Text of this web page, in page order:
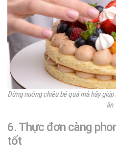
Đừng nuông chiều bé quá mà hãy
ăn
6. Thực đơn càng
tốt